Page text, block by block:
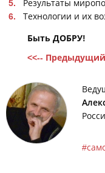
Результаты
Технологии и их
Быть ДОБРУ!
<<--